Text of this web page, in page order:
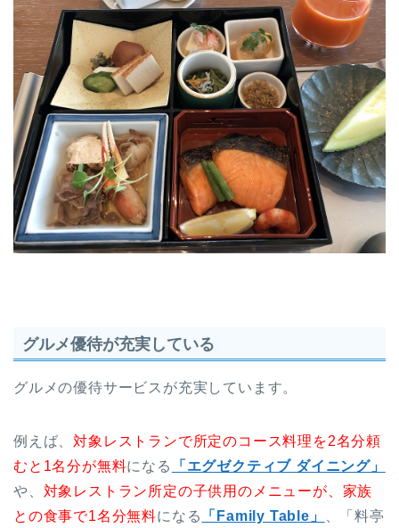
グルメ優待が充実している
グルメの優待サービスが充実しています。
例えば、対象レストランで所定のコース料理を2名分頼
むと1名分が無料になる
「エグゼクティブ ダイニング」
や、 対象レストラン所定の子供用のメニューが、家族
との食事で1名分無料になる 「Family Table」
、「料亭